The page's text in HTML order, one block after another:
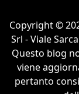
Copyright ©
Srl - Viale
Questo blog
viene
pertanto